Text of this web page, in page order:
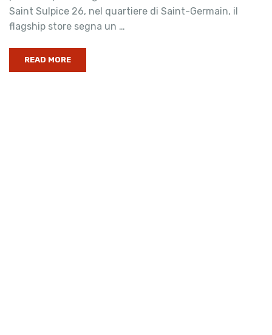
Saint Sulpice 26, nel quartiere di Saint-Germain, il
flagship store segna un …
READ MORE